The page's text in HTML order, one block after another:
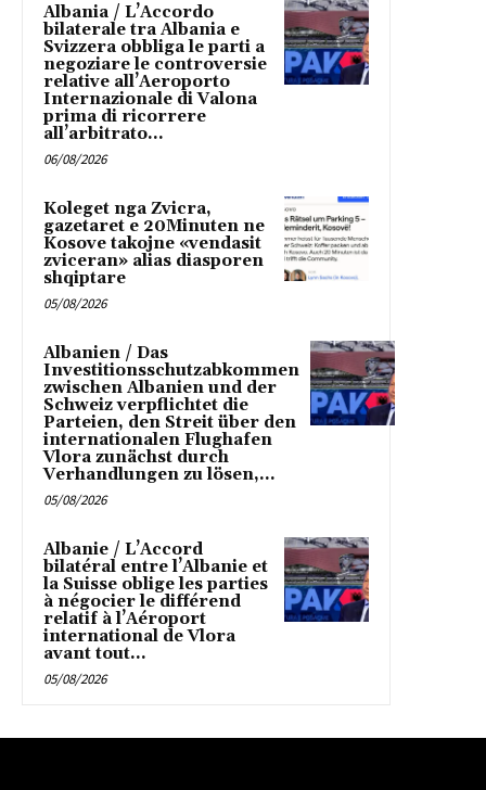
Albania / L’Accordo
bilaterale tra Albania e
Svizzera obbliga le parti a
negoziare le controversie
relative all’Aeroporto
Internazionale di Valona
prima di ricorrere
all’arbitrato...
06/08/2026
Koleget nga Zvicra,
gazetaret e 20Minuten ne
Kosove takojne «vendasit
zviceran» alias diasporen
shqiptare
05/08/2026
Albanien / Das
Investitionsschutzabkommen
zwischen Albanien und der
Schweiz verpflichtet die
Parteien, den Streit über den
internationalen Flughafen
Vlora zunächst durch
Verhandlungen zu lösen,...
05/08/2026
Albanie / L’Accord
bilatéral entre l’Albanie et
la Suisse oblige les parties
à négocier le différend
relatif à l’Aéroport
international de Vlora
avant tout...
05/08/2026